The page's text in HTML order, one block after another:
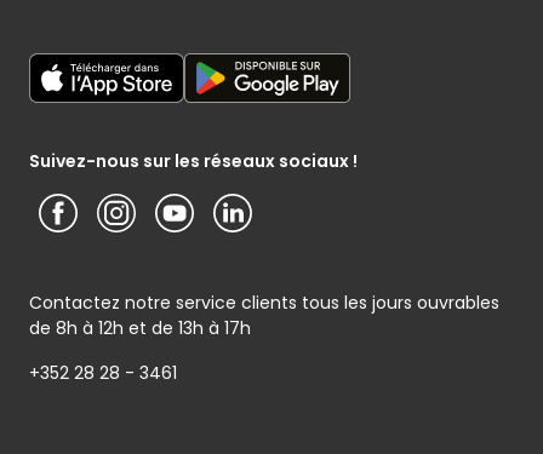
Suivez-nous sur les réseaux sociaux !
Contactez notre service clients tous les jours ouvrables
de 8h à 12h et de 13h à 17h
+352 28 28 - 3461
Media / Presse
Présentation du groupe (PDF)
Service photo
Conditions générales – Site www.cactus.lu
Notice d’information Cactus et Caterman (de Schnékert
Conditions générales de garantie